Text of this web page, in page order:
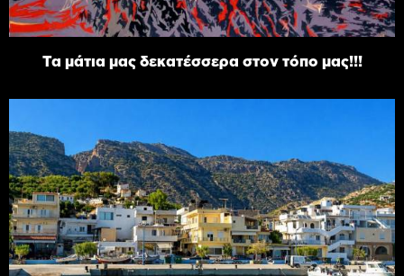
Τα μάτια μας δεκατέσσερα στον τόπο μας!!!